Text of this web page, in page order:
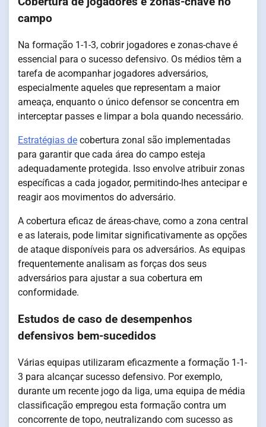
campo
Na formação 1-1-3, cobrir jogadores e zonas-chave é
essencial para o sucesso defensivo. Os médios têm a
tarefa de acompanhar jogadores adversários,
especialmente aqueles que representam a maior
ameaça, enquanto o único defensor se concentra em
interceptar passes e limpar a bola quando necessário.
Estratégias de cobertura zonal são implementadas
para garantir que cada área do campo esteja
adequadamente protegida. Isso envolve atribuir zonas
específicas a cada jogador, permitindo-lhes antecipar e
reagir aos movimentos do adversário.
A cobertura eficaz de áreas-chave, como a zona central
e as laterais, pode limitar significativamente as opções
de ataque disponíveis para os adversários. As equipas
frequentemente analisam as forças dos seus
adversários para ajustar a sua cobertura em
conformidade.
Estudos de caso de desempenhos
defensivos bem-sucedidos
Várias equipas utilizaram eficazmente a formação 1-1-
3 para alcançar sucesso defensivo. Por exemplo,
durante um recente jogo da liga, uma equipa de média
classificação empregou esta formação contra um
concorrente de topo, neutralizando com sucesso as